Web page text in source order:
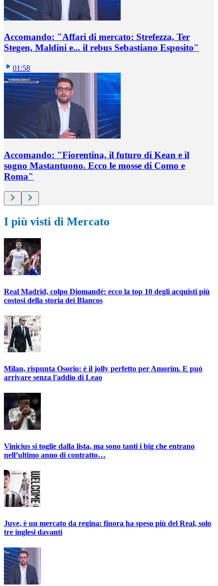
Accomando: "Affari di mercato: Strefezza, Ter
Stegen, Maldini e... il rebus Sebastiano Esposito"
01:58
Accomando: "Fiorentina, il futuro di Kean e il
sogno Mastantuono. Ecco le mosse di Como e
Roma"
I più visti di Mercato
Real Madrid, colpo Diomandé: ecco la top 10 degli acquisti più
costosi della storia dei Blancos
Milan, rispunta Osorio: è il jolly perfetto per Amorim. E può
arrivare senza l'addio di Leao
Vinicius si toglie dalla lista, ma sono tanti i big che entrano
nell’ultimo anno di contratto…
Juve, è un mercato da regina: finora ha speso più del Real, solo
tre inglesi davanti